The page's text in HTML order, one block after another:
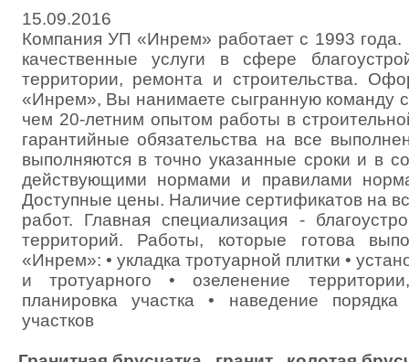
15.09.2016
Компания УП «Инрем» работает с 1993
качественные услуги в сфере
территории, ремонта и строительства.
«Инрем», Вы нанимаете сыгранную команду
чем 20-летним опытом работы в
гарантийные обязательства на все
выполняются в точно указанные сроки и в
действующими нормами и правилами
Доступные цены. Наличие сертификатов на
работ. Главная специализация -
территорий. Работы, которые готова
«Инрем»: • укладка тротуарной плитки •
и тротуарного • озеленение
планировка участка • наведение
участков